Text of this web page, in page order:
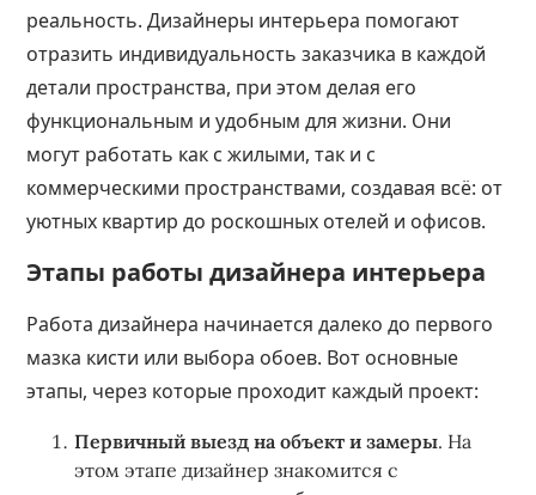
реальность. Дизайнеры интерьера помогают
отразить индивидуальность заказчика в каждой
детали пространства, при этом делая его
функциональным и удобным для жизни. Они
могут работать как с жилыми, так и с
коммерческими пространствами, создавая всё: от
уютных квартир до роскошных отелей и офисов.
Этапы работы дизайнера интерьера
Работа дизайнера начинается далеко до первого
мазка кисти или выбора обоев. Вот основные
этапы, через которые проходит каждый проект:
Первичный выезд на объект и замеры. На
этом этапе дизайнер знакомится с